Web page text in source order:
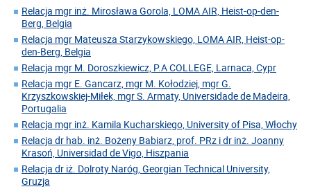
Relacja mgr inż. Mirosława Gorola, LOMA AIR, Heist-op-den-
Berg, Belgia
Relacja mgr Mateusza Starzykowskiego, LOMA AIR, Heist-op-
den-Berg, Belgia
Relacja mgr M. Doroszkiewicz, P.A COLLEGE, Larnaca, Cypr
Relacja mgr E. Gancarz, mgr M. Kołodziej, mgr G.
Krzyszkowskiej-Miłek, mgr S. Armaty, Universidade de Madeira,
Portugalia
Relacja mgr inż. Kamila Kucharskiego, University of Pisa, Włochy
Relacja dr hab. inż. Bożeny Babiarz, prof. PRz i dr inż. Joanny
Krasoń, Universidad de Vigo, Hiszpania
Relacja dr iż. Dolroty Naróg, Georgian Technical University,
Gruzja